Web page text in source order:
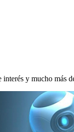
interés y mucho más